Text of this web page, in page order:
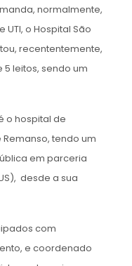
normalmente,
o Hospital São
recententemente,
5 leitos, sendo um
o hospital de
tendo um
em parceria
desde a sua
com
e coordenado